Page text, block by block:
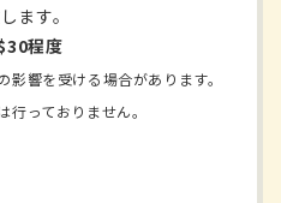
ます。
程度
響を受ける場合があります。
っておりません。